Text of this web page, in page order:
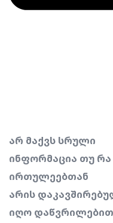
არ მაქვს სრული
ინფორმაცია თუ
ირთულეებთან
არის
იღო